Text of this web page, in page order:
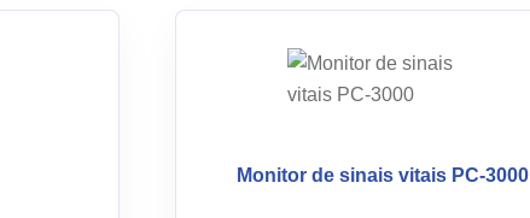
Monitor de sinais vitais PC-3000